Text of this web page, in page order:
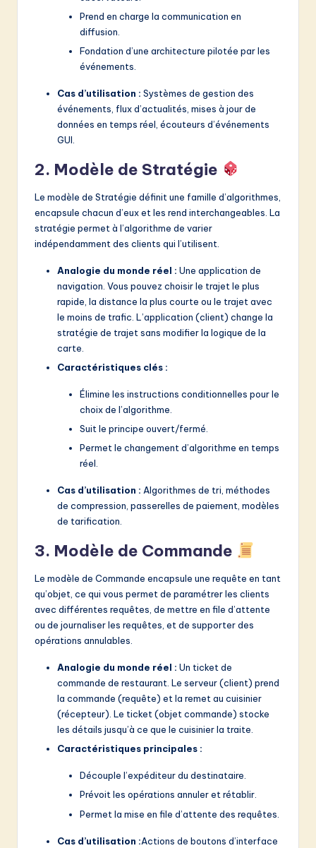
Prend en charge la communication en
diffusion.
Fondation d’une architecture pilotée par les
événements.
Cas d’utilisation : Systèmes de gestion des
événements, flux d’actualités, mises à jour de
données en temps réel, écouteurs d’événements
GUI.
2. Modèle de Stratégie
Le modèle de Stratégie définit une famille d’algorithmes,
encapsule chacun d’eux et les rend interchangeables. La
stratégie permet à l’algorithme de varier
indépendamment des clients qui l’utilisent.
Analogie du monde réel : Une application de
navigation. Vous pouvez choisir le trajet le plus
rapide, la distance la plus courte ou le trajet avec
le moins de trafic. L’application (client) change la
stratégie de trajet sans modifier la logique de la
carte.
Caractéristiques clés :
Élimine les instructions conditionnelles pour le
choix de l’algorithme.
Suit le principe ouvert/fermé.
Permet le changement d’algorithme en temps
réel.
Cas d’utilisation : Algorithmes de tri, méthodes
de compression, passerelles de paiement, modèles
de tarification.
3. Modèle de Commande
Le modèle de Commande encapsule une requête en tant
qu’objet, ce qui vous permet de paramétrer les clients
avec différentes requêtes, de mettre en file d’attente
ou de journaliser les requêtes, et de supporter des
opérations annulables.
Analogie du monde réel : Un ticket de
commande de restaurant. Le serveur (client) prend
la commande (requête) et la remet au cuisinier
(récepteur). Le ticket (objet commande) stocke
les détails jusqu’à ce que le cuisinier la traite.
Caractéristiques principales :
Découple l’expéditeur du destinataire.
Prévoit les opérations annuler et rétablir.
Permet la mise en file d’attente des requêtes.
Cas d’utilisation :Actions de boutons d’interface